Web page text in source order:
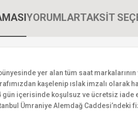
YORUMLARTAKSİT
yer alan tüm saat
kaşelenip ıslak imzalı olarak
gün içerisinde koşulsuz ve ücretsiz
Ümraniye Alemdağ Caddesi’ndeki